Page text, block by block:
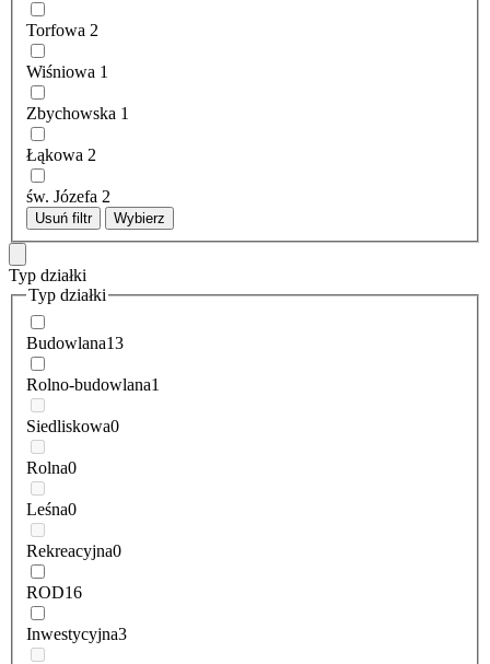
Torfowa 2
Wiśniowa 1
Zbychowska 1
Łąkowa 2
św. Józefa 2
Usuń filtr Wybierz
Typ działki
Typ działki
Budowlana13
Rolno-budowlana1
Siedliskowa0
Rolna0
Leśna0
Rekreacyjna0
ROD16
Inwestycyjna3